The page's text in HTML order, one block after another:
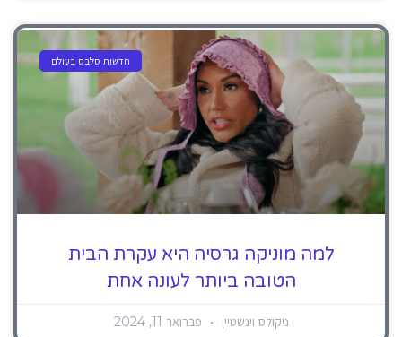
חדשות סלבס בעולם
למה מוניקה גרסיה היא עקרת הבית
הטובה ביותר לעונה אחת
ניקולס וינשטיין פברואר 11, 2024